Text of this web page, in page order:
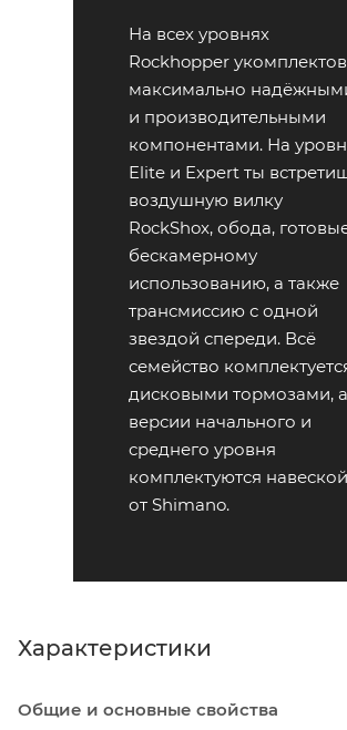
На всех уровнях
Rockhopper
максимально
и производительными
компонентами. На
Elite и Expert ты
воздушную вилку
RockShox, обода,
бескамерному
использованию, а также
трансмиссию с одной
звездой спереди. Всё
семейство
дисковыми тормозами, а
версии начального и
среднего уровня
комплектуются навеской
от Shimano.
Характеристики
Общие и основные свойства